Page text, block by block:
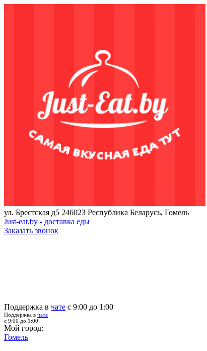
ул. Брестская д5 246023 Республика Беларусь, Гомель
Just-eat.by - доставка еды
Заказать звонок
Поддержка в чате с 9:00 до 1:00
Поддержка в чате
с 9:00 до 1:00
Мой город:
Гомель